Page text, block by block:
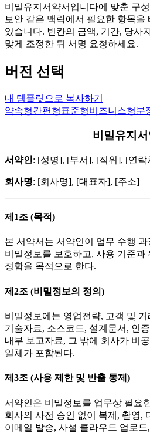
비밀유지서약서입니다에 맞춘 구
보안 같은 맥락에서 필요한 항목을
있습니다. 빈칸의 금액, 기간, 당사
맞게 조정한 뒤 서명 요청하세요.
버전 선택
내 템플릿으로 복사하기
약속형간편형 표준형비즈니스형분
비밀유지서
서약인: [성명], [부서], [직위], [연락
회사명: [회사명], [대표자], [주소]
제1조 (목적)
본 서약서는 서약인이 업무 수행
비밀정보를 보호하고, 사용 기준과
정함을 목적으로 한다.
제2조 (비밀정보의 정의)
비밀정보에는 영업전략, 고객 및
기술자료, 소스코드, 설계문서, 인
내부 보고자료, 그 밖에 회사가 비
일체가 포함된다.
제3조 (사용 제한 및 반출 통제)
서약인은 비밀정보를 업무상 필요
회사의 사전 승인 없이 복제, 촬영,
이메일 발송, 사설 클라우드 업로